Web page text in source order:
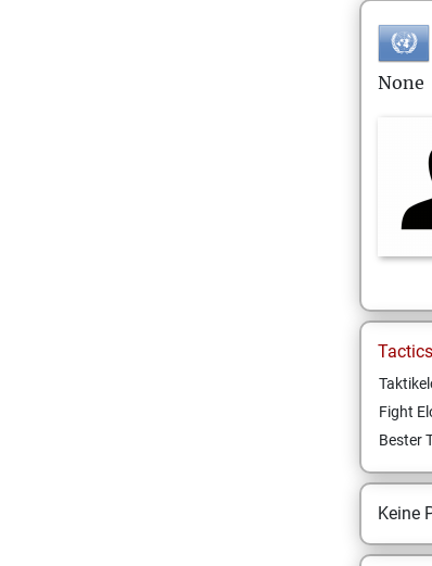
None
Fight
Bester
Keine